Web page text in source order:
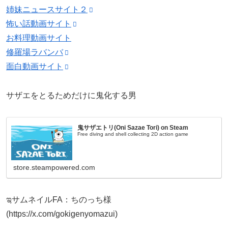
姉妹ニュースサイト２
怖い話動画サイト
お料理動画サイト
修羅場ラバンバ
面白動画サイト
サザエをとるためだけに鬼化する男
鬼サザエトリ(Oni Sazae Tori) on Steam
Free diving and shell collecting 2D action game
store.steampowered.com
ಇサムネイルFA：ちのっち様
(https://x.com/gokigenyomazui)